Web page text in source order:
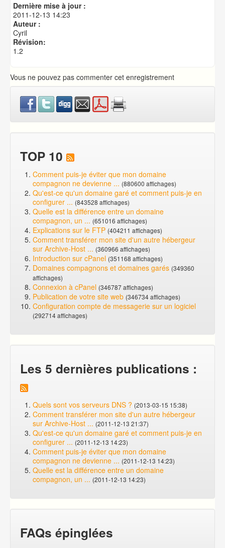
Créer une base de données MySQL
Dernière mise à jour :
2011-12-13 14:23
Auteur :
Cyril
Révision:
1.2
Vous ne pouvez pas commenter cet enregistrement
TOP 10
Comment puis-je éviter que mon domaine
compagnon ne devienne ... (880600 affichages)
Qu'est-ce qu'un domaine garé et comment puis-je en
configurer ... (843528 affichages)
Quelle est la différence entre un domaine
compagnon, un ... (651016 affichages)
Explications sur le FTP (404211 affichages)
Comment transférer mon site d'un autre hébergeur
sur Archive-Host ... (360966 affichages)
Introduction sur cPanel (351168 affichages)
Domaines compagnons et domaines garés (349360
affichages)
Connexion à cPanel (346787 affichages)
Publication de votre site web (346734 affichages)
Configuration compte de messagerie sur un logiciel
(292714 affichages)
Les 5 dernières publications :
Quels sont vos serveurs DNS ? (2013-03-15 15:38)
Comment transférer mon site d'un autre hébergeur
sur Archive-Host ... (2011-12-13 21:37)
Qu'est-ce qu'un domaine garé et comment puis-je en
configurer ... (2011-12-13 14:23)
Comment puis-je éviter que mon domaine
compagnon ne devienne ... (2011-12-13 14:23)
Quelle est la différence entre un domaine
compagnon, un ... (2011-12-13 14:23)
FAQs épinglées